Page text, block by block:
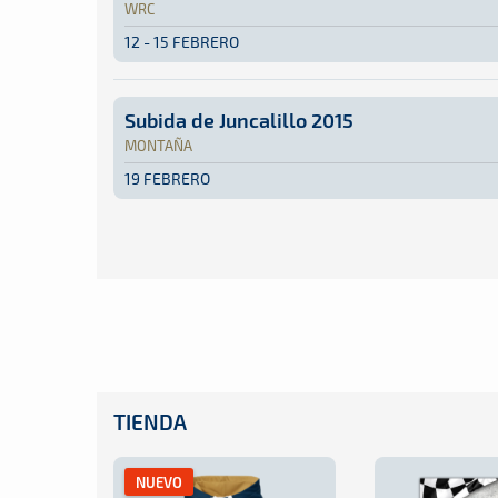
WRC
12 - 15 FEBRERO
WRC · Rally de Suecia 2015: Aquí podrás
Suecia Suecia
Subida de Juncalillo 2015
MONTAÑA
19 FEBRERO
Montaña · Subida de Juncalillo 2015: Aquí
Juncalillo - Gran Canaria Juncalillo - Gran
TIENDA
NUEVO